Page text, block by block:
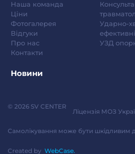
Наша команда
Ціни
Фотогалерея
Відгуки
Про нас
Контакти
Ударно-
УЗД
Новини
© 2026 SV CENTER
Ліцензія МОЗ
Самолікування може бути шкідливим
Created by WebCase.